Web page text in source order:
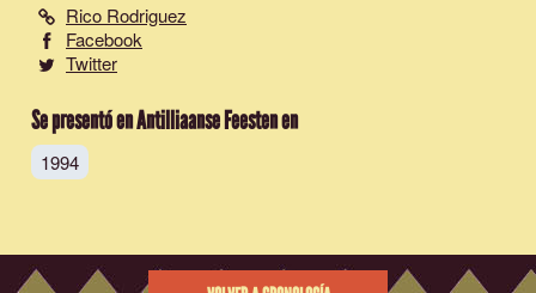
Rico Rodriguez
Facebook
Twitter
Se presentó en Antilliaanse Feesten en
1994